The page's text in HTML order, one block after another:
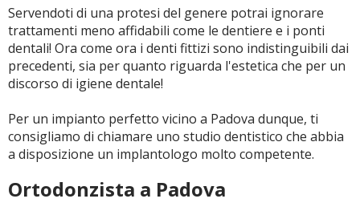
Servendoti di una protesi del genere potrai ignorare
trattamenti meno affidabili come le dentiere e i ponti
dentali! Ora come ora i denti fittizi sono indistinguibili dai
precedenti, sia per quanto riguarda l'estetica che per un
discorso di igiene dentale!
Per un impianto perfetto vicino a Padova dunque, ti
consigliamo di chiamare uno studio dentistico che abbia
a disposizione un implantologo molto competente.
Ortodonzista a Padova